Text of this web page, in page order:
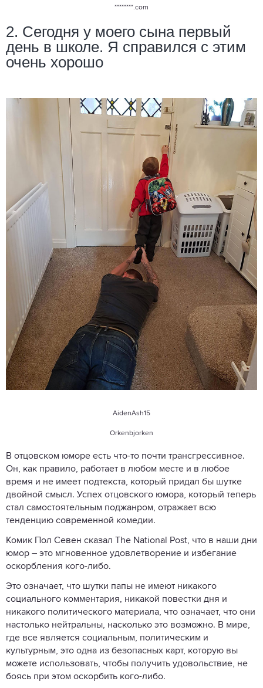
********.com
2. Сегодня у моего сына первый
день в школе. Я справился с этим
очень хорошо
AidenAsh15
Orkenbjorken
В отцовском юморе есть что-то почти трансгрессивное.
Он, как правило, работает в любом месте и в любое
время и не имеет подтекста, который придал бы шутке
двойной смысл. Успех отцовского юмора, который теперь
стал самостоятельным поджанром, отражает всю
тенденцию современной комедии.
Комик Пол Севен сказал The National Post, что в наши дни
юмор – это мгновенное удовлетворение и избегание
оскорбления кого-либо.
Это означает, что шутки папы не имеют никакого
социального комментария, никакой повестки дня и
никакого политического материала, что означает, что они
настолько нейтральны, насколько это возможно. В мире,
где все является социальным, политическим и
культурным, это одна из безопасных карт, которую вы
можете использовать, чтобы получить удовольствие, не
боясь при этом оскорбить кого-либо.